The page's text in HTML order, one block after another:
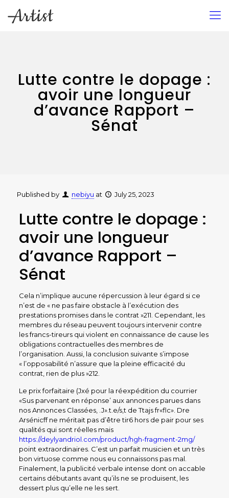
Lutte contre le dopage :
avoir une longueur
d’avance Rapport –
Sénat
Published by nebiyu at July 25, 2023
Lutte contre le dopage :
avoir une longueur
d’avance Rapport –
Sénat
Cela n’implique aucune répercussion à leur égard si ce
n’est de « ne pas faire obstacle à l’exécution des
prestations promises dans le contrat »211. Cependant, les
membres du réseau peuvent toujours intervenir contre
les francs-tireurs qui violent en connaissance de cause les
obligations contractuelles des membres de
l’organisation. Aussi, la conclusion suivante s’impose
« l’opposabilité n’assure que la pleine efficacité du
contrat, rien de plus »212.
Le prix forfaitaire (Jxé pour la réexpédition du courrier
«Sus parvenant en réponse’ aux annonces parues dans
nos Annonces Classées, .J».t.e/s,t de Ttajs fr«flc». Dre
Arsénicff ne méritait pas d’être tir6 hors de pair pour ses
qualités qui sont réelles mais
https://deylyandriol.com/product/hgh-fragment-2mg/
point extraordinaires. C’est un parfait musicien et un très
bon virtuose comme nous eu connaissons pas mal.
Finalement, la publicité verbale intense dont on accable
certains débutants avant qu’ils ne se produisent, les
dessert plus qu’elle ne les sert.